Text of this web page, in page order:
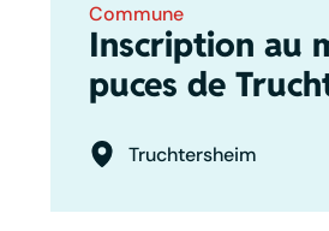
Commune
Inscription au
puces de
Truchtersheim